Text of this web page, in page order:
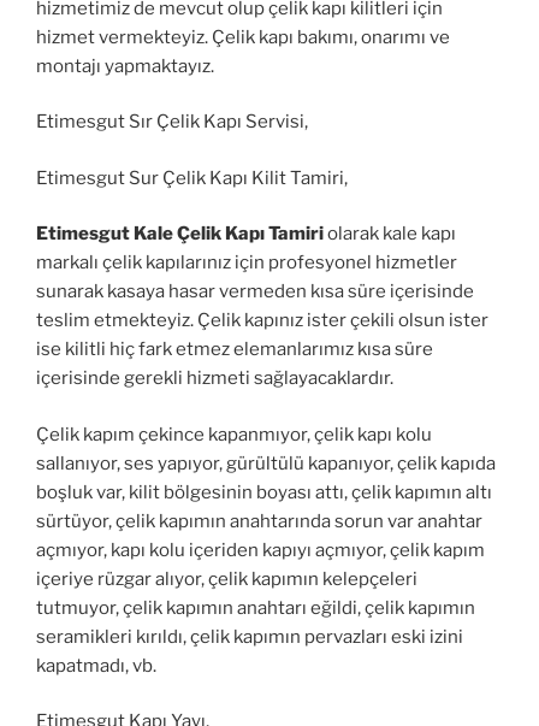
hizmetimiz de mevcut olup çelik kapı kilitleri için
hizmet vermekteyiz. Çelik kapı bakımı, onarımı ve
montajı yapmaktayız.
Etimesgut Sır Çelik Kapı Servisi,
Etimesgut Sur Çelik Kapı Kilit Tamiri,
Etimesgut Kale Çelik Kapı Tamiriolarak kale kapı
markalı çelik kapılarınız için profesyonel hizmetler
sunarak kasaya hasar vermeden kısa süre içerisinde
teslim etmekteyiz. Çelik kapınız ister çekili olsun ister
ise kilitli hiç fark etmez elemanlarımız kısa süre
içerisinde gerekli hizmeti sağlayacaklardır.
Çelik kapım çekince kapanmıyor, çelik kapı kolu
sallanıyor, ses yapıyor, gürültülü kapanıyor, çelik kapıda
boşluk var, kilit bölgesinin boyası attı, çelik kapımın altı
sürtüyor, çelik kapımın anahtarında sorun var anahtar
açmıyor, kapı kolu içeriden kapıyı açmıyor, çelik kapım
içeriye rüzgar alıyor, çelik kapımın kelepçeleri
tutmuyor, çelik kapımın anahtarı eğildi, çelik kapımın
seramikleri kırıldı, çelik kapımın pervazları eski izini
kapatmadı, vb.
Etimesgut Kapı Yayı,